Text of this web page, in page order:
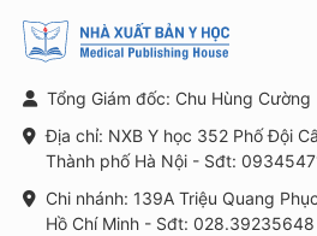
Tổng Giám đốc: Chu Hùng Cường
Địa chỉ: NXB Y học 352 Phố Đội
Thành phố Hà Nội - Sđt:
Chi nhánh: 139A Triệu Quang
Hồ Chí Minh - Sđt: 028.39235648